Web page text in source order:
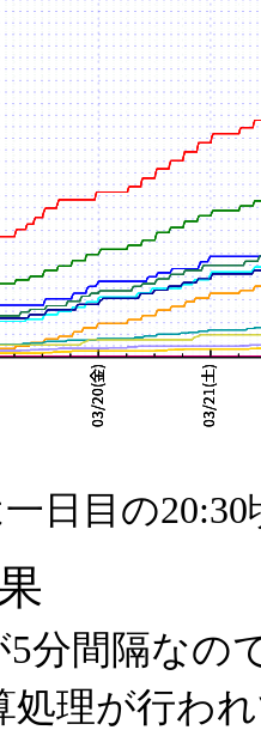
一日目の
果
分間隔なの
処理が行わ